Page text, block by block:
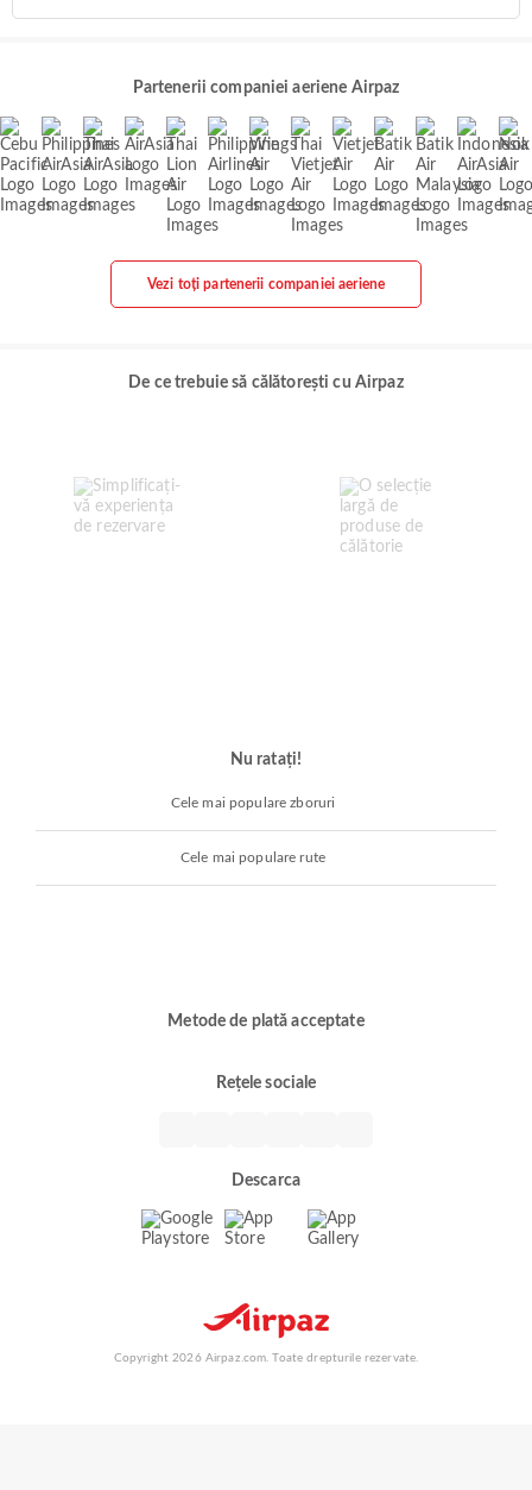
Partenerii companiei aeriene Airpaz
Vezi toți partenerii companiei aeriene
De ce trebuie să călătorești cu Airpaz
Nu ratați!
Cele mai populare zboruri
Cele mai populare rute
Metode de plată acceptate
Rețele sociale
Descarca
Copyright 2026 Airpaz.com. Toate drepturile rezervate.